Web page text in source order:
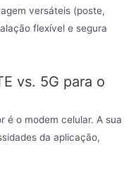
versáteis (poste,
flexível e segura
vs. 5G para o
é o modem celular. A sua
da aplicação,